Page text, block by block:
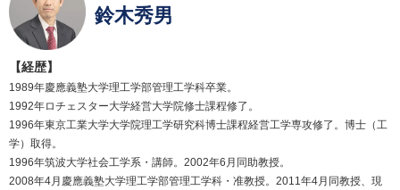
鈴木秀男
【経歴】
1989年慶應義塾大学理工学部管理工学科卒業。
1992年ロチェスター大学経営大学院修士課程修了。
1996年東京工業大学大学院理工学研究科博士課程経営工学専攻修了。博士（工
学）取得。
1996年筑波大学社会工学系・講師。2002年6月同助教授。
2008年4月慶應義塾大学理工学部管理工学科・准教授。2011年4月同教授、現